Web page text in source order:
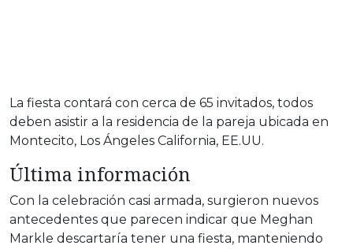
La fiesta contará con cerca de 65 invitados, todos
deben asistir a la residencia de la pareja ubicada en
Montecito, Los Ángeles California, EE.UU.
Última información
Con la celebración casi armada, surgieron nuevos
antecedentes que parecen indicar que Meghan
Markle descartaría tener una fiesta, manteniendo